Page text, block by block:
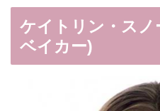
ケイトリン・ス
ベイカー)